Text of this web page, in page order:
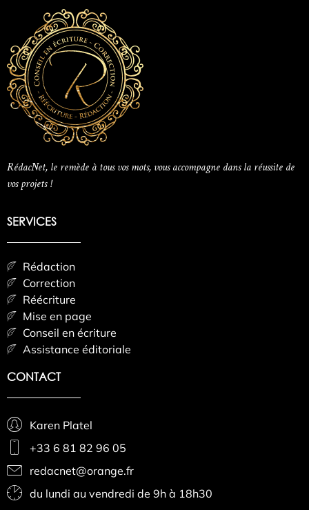
RédacNet, le remède à tous vos mots, vous accompagne dans la réussite de
vos projets !
SERVICES
Rédaction
Correction
Réécriture
Mise en page
Conseil en écriture
Assistance éditoriale
CONTACT
Karen Platel
+33 6 81 82 96 05
redacnet@orange.fr
du lundi au vendredi de 9h à 18h30